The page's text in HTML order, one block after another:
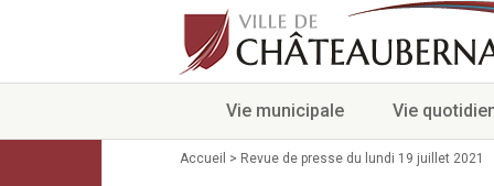
Vie municipale Vie
Accueil > Revue de presse du lundi 19 juillet 2021